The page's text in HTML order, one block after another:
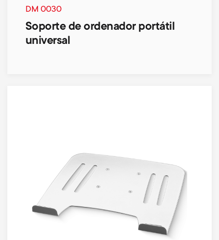
DM 0030
Soporte de ordenador portátil
universal